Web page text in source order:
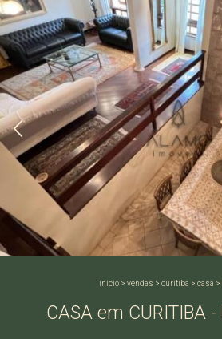
início > vendas > curitiba > casa >
CASA em CURITIBA